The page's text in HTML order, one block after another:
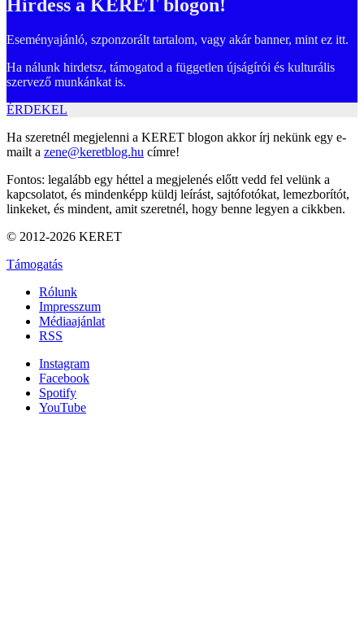
Hirdess a KERET blogon!
Eseményajánló, szponzorált tartalom, vagy akár banner, mint ez itt.
Ha nálunk hirdetsz, támogatod a független újságírói és kulturális
szervező munkánkat is.
ÉRDEKEL
Ha szeretnél megjelenni a KERET blogon akkor írj nekünk egy e-
mailt a zene@keretblog.hu címre!
Fontos: legalább egy héttel a megjelenés előtt vedd fel velünk a
kapcsolatot, és mindenképp küldj leírást, sajtófotókat, lemezborítót,
linkeket, és mindent, amit szeretnél, hogy benne legyen a cikkben.
© 2012-2026 KERET
Támogatás
Rólunk
Impresszum
Médiaajánlat
RSS
Instagram
Facebook
Spotify
YouTube